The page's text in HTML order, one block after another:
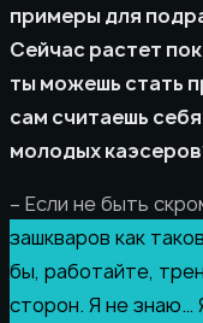
примеры для
Сейчас растет
ты можешь стать
сам считаешь
молодых
– Если не быть
зашкваров как
бы, работайте,
сторон. Я не знаю…